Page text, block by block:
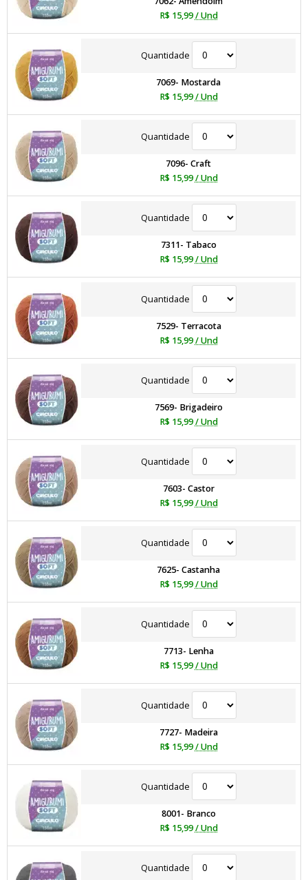
R$ 15,99 / Und
Quantidade
7069- Mostarda
R$ 15,99 / Und
Quantidade
7096- Craft
R$ 15,99 / Und
Quantidade
7311- Tabaco
R$ 15,99 / Und
Quantidade
7529- Terracota
R$ 15,99 / Und
Quantidade
7569- Brigadeiro
R$ 15,99 / Und
Quantidade
7603- Castor
R$ 15,99 / Und
Quantidade
7625- Castanha
R$ 15,99 / Und
Quantidade
7713- Lenha
R$ 15,99 / Und
Quantidade
7727- Madeira
R$ 15,99 / Und
Quantidade
8001- Branco
R$ 15,99 / Und
Quantidade